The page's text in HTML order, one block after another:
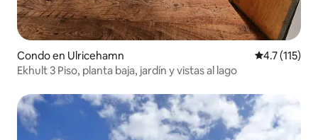
Condo en Ulricehamn Calificación
4.7 (115)
Ekhult 3 Piso, planta baja, jardín y vistas al lago